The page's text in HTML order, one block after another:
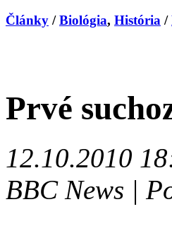
Články /Biológia, História /
Prvé
12.10.2010
BBC News |